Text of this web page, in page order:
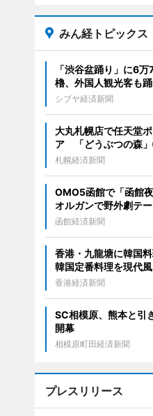
みん経トピックス
「渋谷盆踊り」に6
櫓、外国人観光客も
シブヤ経済新聞
大丸札幌店で任天堂
ア 「どうぶつの森」
札幌経済新聞
OMO5函館で「函館
オルガンで野外劇テ
函館経済新聞
香港・九龍塘に韓国
韓国定番料理を現代
香港経済新聞
SC相模原、熊本と
開幕
相模原町田経済新聞
プレスリリース